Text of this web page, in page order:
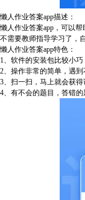
懒人作业答案app描述：
懒人作业答案app，可以
不需要教师指导学习了，
懒人作业答案app特色：
1、软件的安装包比较小巧
2、操作非常的简单，遇到
3、扫一扫，马上就会获得
4、有不会的题目，答错的